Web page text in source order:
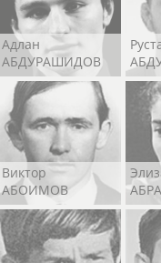
Адлан
АБДУРАШИДОВ
Виктор
АБОИМОВ